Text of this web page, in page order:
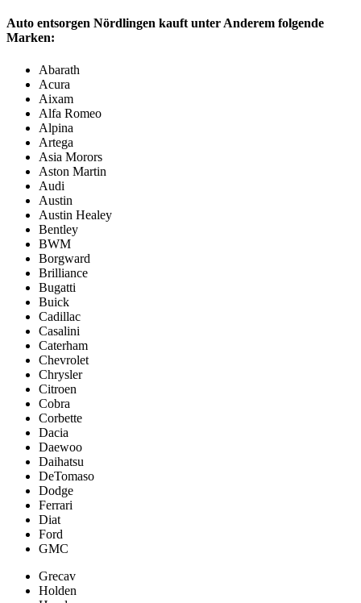
Auto entsorgen Nördlingen kauft unter Anderem folgende
Marken:
Abarath
Acura
Aixam
Alfa Romeo
Alpina
Artega
Asia Morors
Aston Martin
Audi
Austin
Austin Healey
Bentley
BWM
Borgward
Brilliance
Bugatti
Buick
Cadillac
Casalini
Caterham
Chevrolet
Chrysler
Citroen
Cobra
Corbette
Dacia
Daewoo
Daihatsu
DeTomaso
Dodge
Ferrari
Diat
Ford
GMC
Grecav
Holden